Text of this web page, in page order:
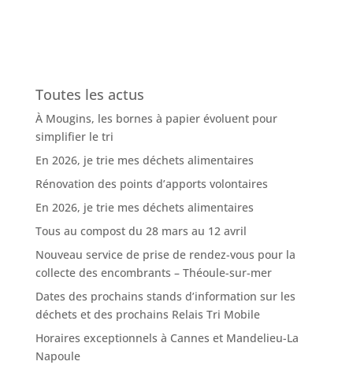
Toutes les actus
À Mougins, les bornes à papier évoluent pour
simplifier le tri
En 2026, je trie mes déchets alimentaires
Rénovation des points d’apports volontaires
En 2026, je trie mes déchets alimentaires
Tous au compost du 28 mars au 12 avril
Nouveau service de prise de rendez-vous pour la
collecte des encombrants – Théoule-sur-mer
Dates des prochains stands d’information sur les
déchets et des prochains Relais Tri Mobile
Horaires exceptionnels à Cannes et Mandelieu-La
Napoule